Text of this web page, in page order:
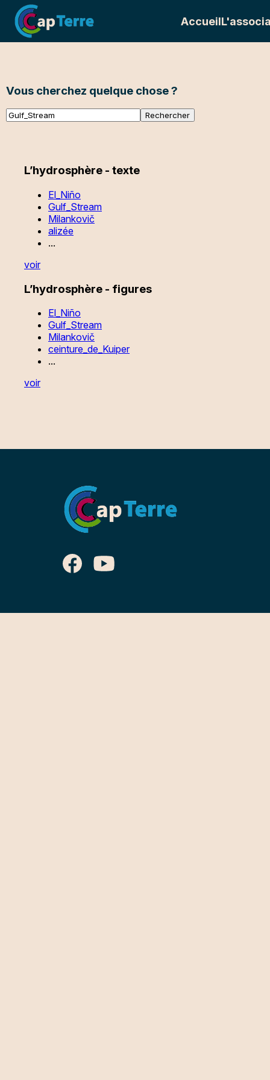
Accueil
Vous cherchez quelque chose ?
L’hydrosphère - texte
El_Niño
Gulf_Stream
Milankovič
alizée
...
voir
L’hydrosphère - figures
El_Niño
Gulf_Stream
Milankovič
ceinture_de_Kuiper
...
voir